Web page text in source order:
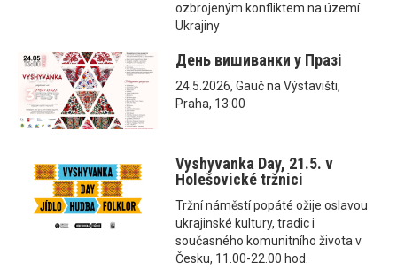
ozbrojeným konfliktem na území
Ukrajiny
День вишиванки у Празі
24.5.2026, Gauč na Výstavišti,
Praha, 13:00
Vyshyvanka Day, 21.5. v
Holešovické tržnici
Tržní náměstí popáté ožije oslavou
ukrajinské kultury, tradic i
současného komunitního života v
Česku, 11.00-22.00 hod.